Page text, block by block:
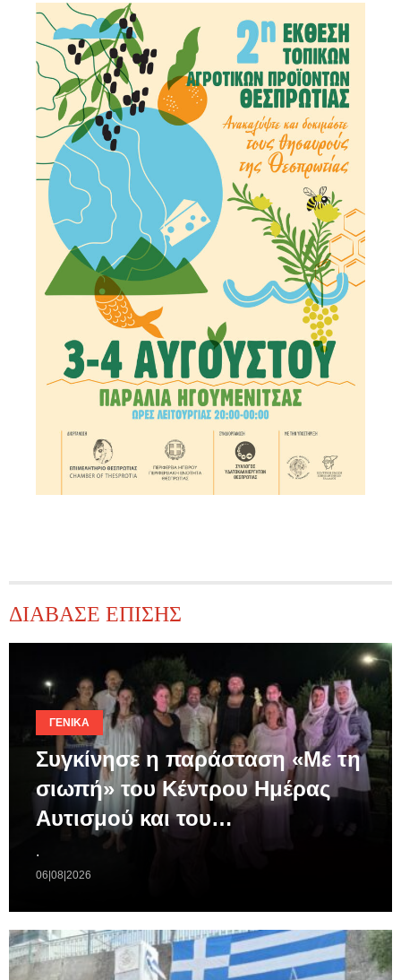
ΔΙΑΒΑΣΕ ΕΠΙΣΗΣ
ΓΕΝΙΚΆ
Συγκίνησε η παράσταση «Με τη
σιωπή» του Κέντρου Ημέρας
Αυτισμού και του…
.
06|08|2026